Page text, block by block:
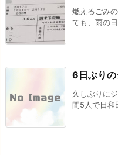
燃えるごみ
ても、雨の
6日ぶり
久しぶりに
間5人で日和